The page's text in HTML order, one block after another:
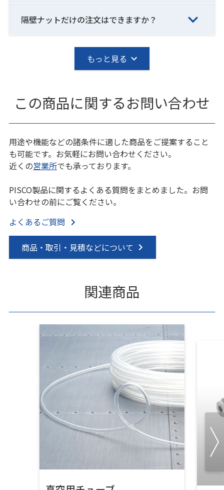
隔壁ナットだけの注文はできますか？
もっと見る
この商品に関するお問い合わせ
用途や機能などの諸条件に適した商品をご提案すること
も可能です。お気軽にお問い合わせください。
近くの営業所でも承っております。
PISCO製品に関するよくある質問をまとめました。お問
い合わせの前にご覧ください。
よくあるご質問
商品・取引・見積などについて
関連商品